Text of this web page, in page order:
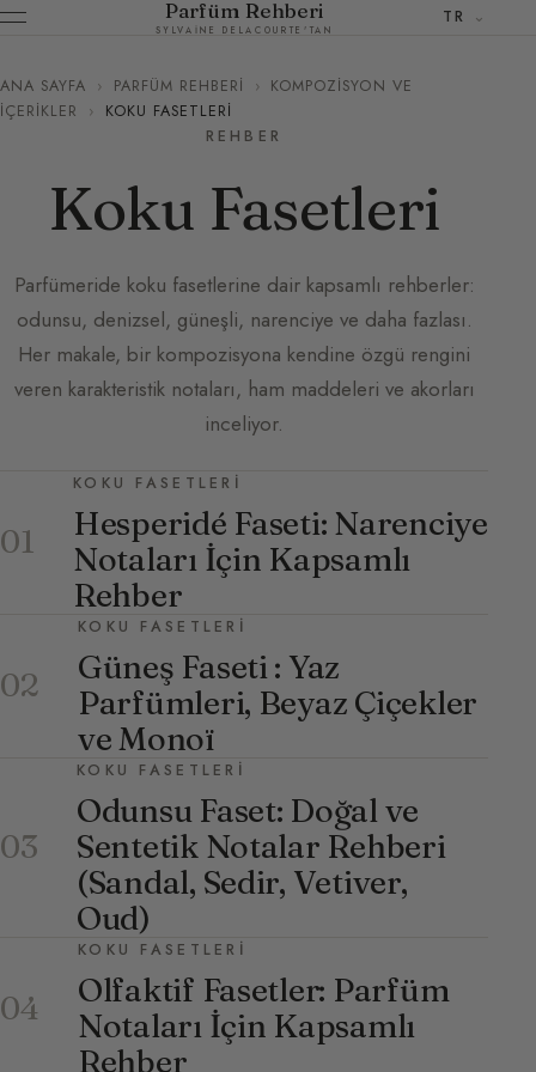
Parfüm Rehberi
SYLVAINE DELACOURTE'TAN
TR
ANA SAYFA › PARFÜM REHBERI › KOMPOZISYON VE
İÇERIKLER
›
KOKU FASETLERI
REHBER
Koku Fasetleri
Parfümeride koku fasetlerine dair kapsamlı rehberler:
odunsu, denizsel, güneşli, narenciye ve daha fazlası.
Her makale, bir kompozisyona kendine özgü rengini
veren karakteristik notaları, ham maddeleri ve akorları
inceliyor.
01
KOKU FASETLERI
Hesperidé Faseti: Narenciye
Notaları İçin Kapsamlı
Rehber
02
KOKU FASETLERI
Güneş Faseti : Yaz
Parfümleri, Beyaz Çiçekler
ve Monoï
03
KOKU FASETLERI
Odunsu Faset: Doğal ve
Sentetik Notalar Rehberi
(Sandal, Sedir, Vetiver,
Oud)
04
KOKU FASETLERI
Olfaktif Fasetler: Parfüm
Notaları İçin Kapsamlı
Rehber